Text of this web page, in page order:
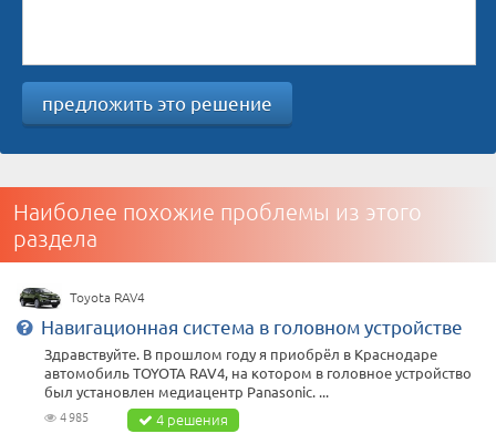
предложить это решение
Наиболее похожие проблемы из этого
раздела
Toyota RAV4
Навигационная система в головном устройстве
Здравствуйте. В прошлом году я приобрёл в Краснодаре
автомобиль TOYOTA RAV4, на котором в головное устройство
был установлен медиацентр Panasonic. ...
4 985 4 решения